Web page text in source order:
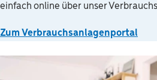
einfach online über unser
Zum Verbrauchsanlagenportal